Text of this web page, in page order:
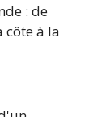
: de
côte à la